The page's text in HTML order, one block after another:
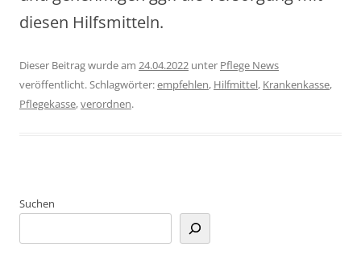
diesen Hilfsmitteln.
Dieser Beitrag wurde am 24.04.2022 unter Pflege News
veröffentlicht. Schlagwörter:empfehlen, Hilfmittel, Krankenkasse,
Pflegekasse,verordnen.
Suchen